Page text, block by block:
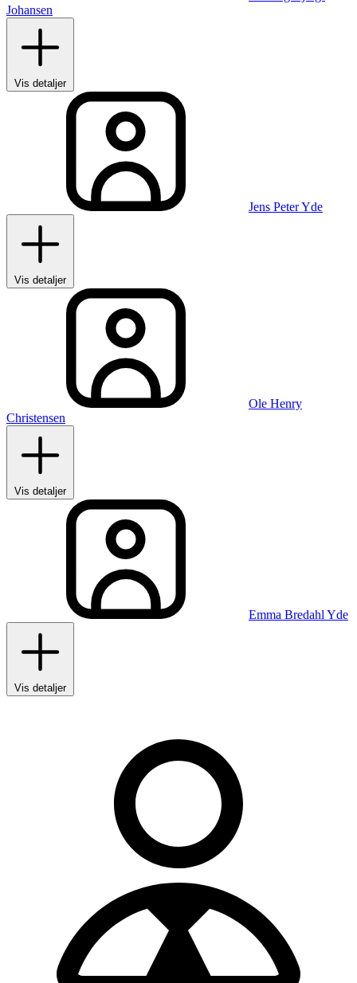
Johansen
Vis detaljer
Jens Peter Yde
Vis detaljer
Ole Henry
Christensen
Vis detaljer
Emma Bredahl Yde
Vis detaljer